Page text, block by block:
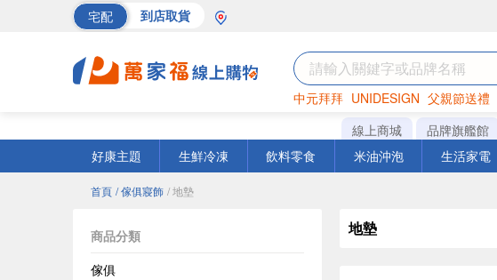
宅配 到店取貨
中元拜拜 UNIDESIGN 父親節送禮
巧克力 罐頭 衛生紙
線上商城 品牌旗艦館
好康主題
生鮮冷凍 飲料零食 米油沖泡 生活家電
首頁 / 傢俱寢飾 / 地墊
商品分類
傢俱
地墊